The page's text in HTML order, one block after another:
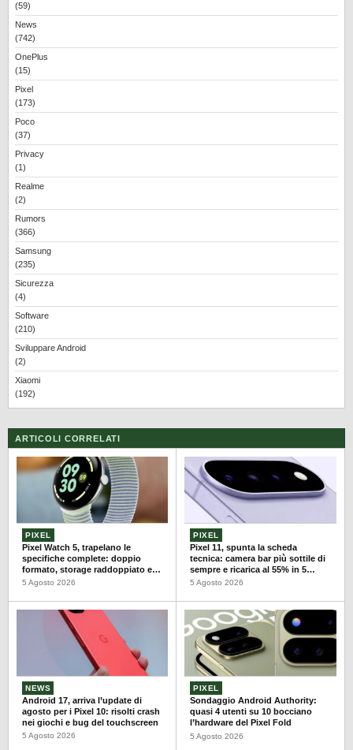
(59)
News
(742)
OnePlus
(15)
Pixel
(173)
Poco
(37)
Privacy
(1)
Realme
(2)
Rumors
(366)
Samsung
(235)
Sicurezza
(4)
Software
(210)
Sviluppare Android
(2)
Xiaomi
(192)
ARTICOLI CORRELATI
PIXEL
Pixel Watch 5, trapelano le
specifiche complete: doppio
formato, storage raddoppiato e
autonomia fino a 40 ore
5 Agosto 2026
PIXEL
Pixel 11, spunta la scheda
tecnica: camera bar più sottile di
sempre e ricarica al 55% in 5
minuti
5 Agosto 2026
NEWS
Android 17, arriva l’update di
agosto per i Pixel 10: risolti crash
nei giochi e bug del touchscreen
5 Agosto 2026
PIXEL
Sondaggio Android Authority:
quasi 4 utenti su 10 bocciano
l’hardware del Pixel Fold
5 Agosto 2026